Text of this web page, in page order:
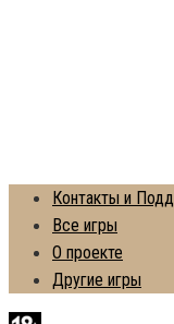
Контакты и
Все игры
О проекте
Другие игры